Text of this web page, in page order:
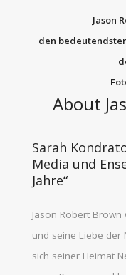
Jason
den
About
Sarah
Media und
Jahre“
Jason Robert
und seine Liebe der
sich seiner Heimat